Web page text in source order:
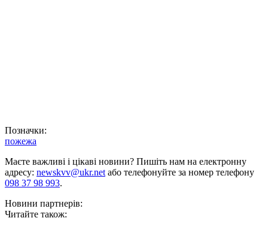
Позначки:
пожежа
Маєте важливі і цікаві новини? Пишіть нам на електронну
адресу: newskvv@ukr.netабо телефонуйте за номер телефону
098 37 98 993.
Новини партнерів:
Читайте також: